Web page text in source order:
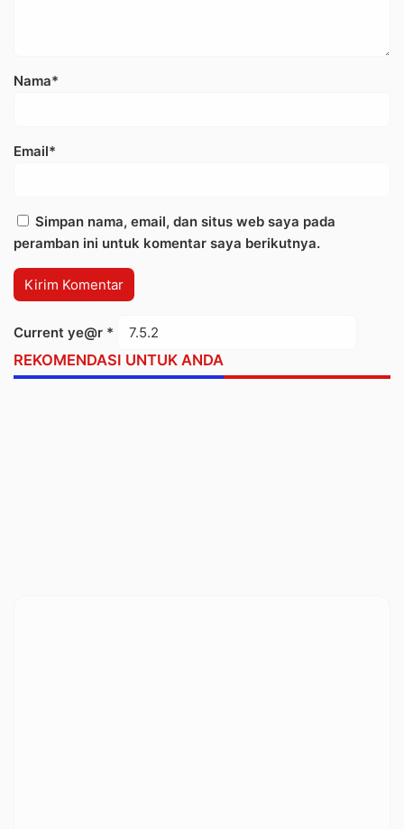
Nama*
Email*
Simpan nama, email, dan situs web saya pada
peramban ini untuk komentar saya berikutnya.
Current ye@r *
REKOMENDASI UNTUK ANDA